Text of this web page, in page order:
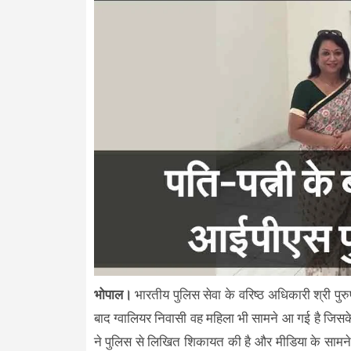
भोपाल। भारतीय पुलिस सेवा के वरिष्ठ अधिकारी श्री
बाद ग्वालियर निवासी वह महिला भी सामने आ गई है
ने पुलिस से लिखित शिकायत की है और मीडिया के